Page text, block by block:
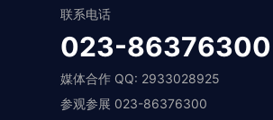
联系电话
023-86376300
媒体合作 QQ: 2933028925
参观参展 023-86376300